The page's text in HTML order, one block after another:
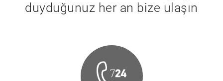
duyduğunuz her an bize ulaşın